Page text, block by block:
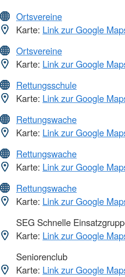
Ortsvereine
Karte: Link zur Google
Ortsvereine
Karte: Link zur Google
Rettungsschule
Karte: Link zur Google
Rettungswache
Karte: Link zur Google
Rettungswache
Karte: Link zur Google
Rettungswache
Karte: Link zur Google
SEG Schnelle
Karte: Link zur Google
Seniorenclub
Karte: Link zur Google